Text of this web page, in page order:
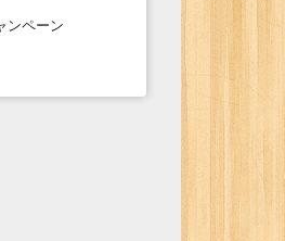
ンペーン